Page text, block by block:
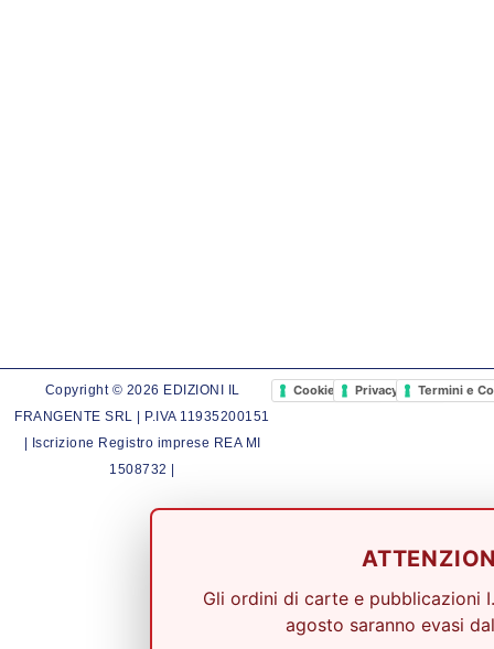
Copyright © 2026 EDIZIONI IL
FRANGENTE SRL | P.IVA 11935200151
| Iscrizione Registro imprese REA MI
1508732 |
Cookie PolicyPrivacy PolicyTermini e
Gli ordini di carte e pubblicazioni
agosto saranno evasi